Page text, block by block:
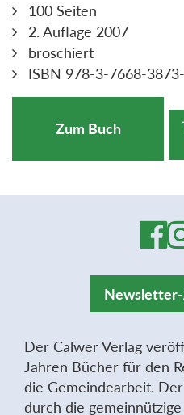
100 Seiten
2. Auflage 2007
broschiert
ISBN 978-3-7668-
Zum Buch
Der Calwer Verlag
Jahren Bücher für den
die Gemeindearbeit.
durch die gemeinnützige